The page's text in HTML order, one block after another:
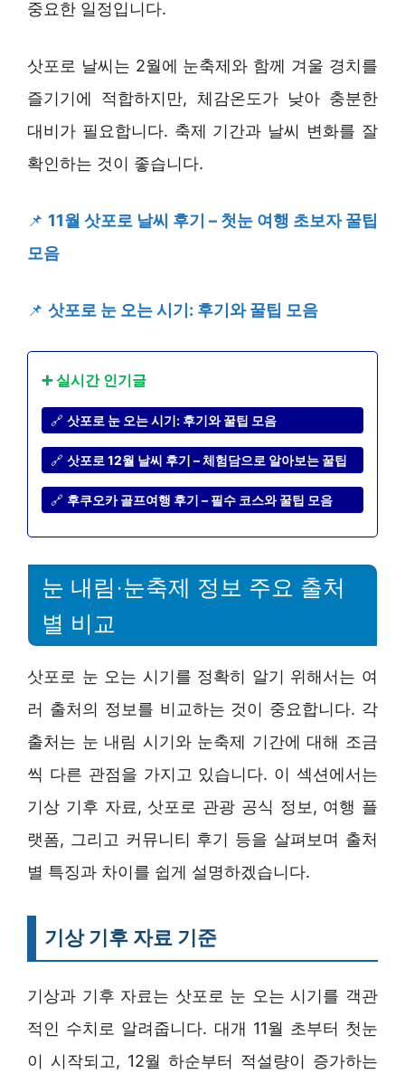
중요한 일정입니다.
삿포로 날씨는 2월에 눈축제와 함께 겨울 경치를
즐기기에 적합하지만, 체감온도가 낮아 충분한
대비가 필요합니다. 축제 기간과 날씨 변화를 잘
확인하는 것이 좋습니다.
📌 11월 삿포로 날씨 후기 – 첫눈 여행 초보자 꿀팁
모음
📌 삿포로 눈 오는 시기: 후기와 꿀팁 모음
➕ 실시간 인기글
🔗 삿포로 눈 오는 시기: 후기와 꿀팁 모음
🔗 삿포로 12월 날씨 후기 – 체험담으로 알아보는 꿀팁
🔗 후쿠오카 골프여행 후기 – 필수 코스와 꿀팁 모음
눈 내림·눈축제 정보 주요 출처
별 비교
삿포로 눈 오는 시기를 정확히 알기 위해서는 여
러 출처의 정보를 비교하는 것이 중요합니다. 각
출처는 눈 내림 시기와 눈축제 기간에 대해 조금
씩 다른 관점을 가지고 있습니다. 이 섹션에서는
기상 기후 자료, 삿포로 관광 공식 정보, 여행 플
랫폼, 그리고 커뮤니티 후기 등을 살펴보며 출처
별 특징과 차이를 쉽게 설명하겠습니다.
기상 기후 자료 기준
기상과 기후 자료는 삿포로 눈 오는 시기를 객관
적인 수치로 알려줍니다. 대개 11월 초부터 첫눈
이 시작되고, 12월 하순부터 적설량이 증가하는